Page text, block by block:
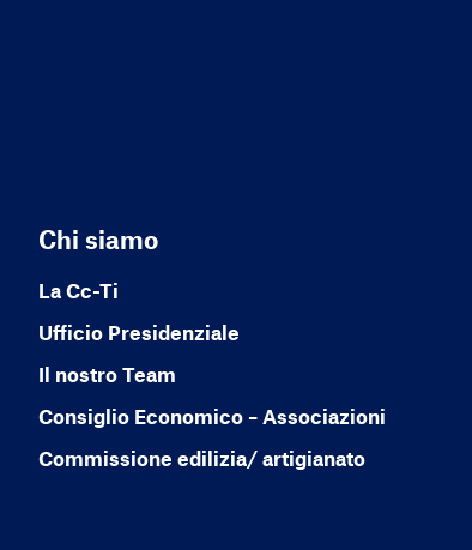
Chi siamo
La Cc-Ti
Ufficio Presidenziale
Il nostro Team
Consiglio Economico – Associazioni
Commissione edilizia/ artigianato